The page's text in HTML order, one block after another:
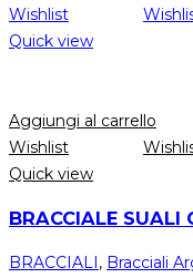
Wishlist
Quick view
Aggiungi al carrello
Wishlist
Quick view
BRACCIALE SUALI
BRACCIALI , Bracciali